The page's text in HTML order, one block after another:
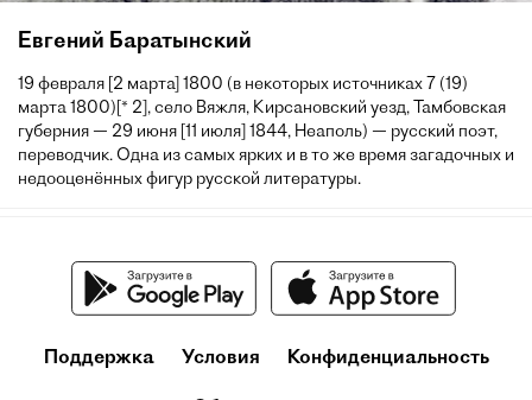
Евгений Баратынский
19 февраля [2 марта] 1800 (в некоторых источниках 7 (19)
марта 1800)[* 2], село Вяжля, Кирсановский уезд, Тамбовская
губерния — 29 июня [11 июля] 1844, Неаполь) — русский поэт,
переводчик. Одна из самых ярких и в то же время загадочных и
недооценённых фигур русской литературы.
Поддержка Условия Конфиденциальность